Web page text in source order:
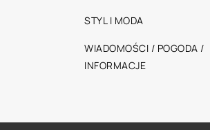
STYL I MODA
WIADOMOŚCI / POGODA /
INFORMACJE